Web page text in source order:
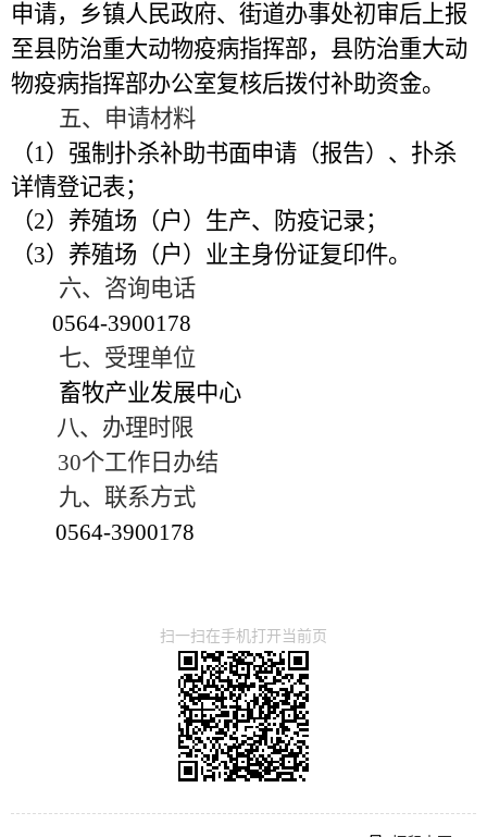
申请，乡镇人民政府、街道办事处初审后上报
至县防治重大动物疫病指挥部，县防治重大动
物疫病指挥部办公室复核后拨付补助资金。
五、申请材料
（1）强制扑杀补助书面申请（报告）、扑杀
详情登记表；
（2）养殖场（户）生产、防疫记录；
（3）养殖场（户）业主身份证复印件。
六、咨询电话
0564-3900178
七、受理单位
畜牧产业发展中心
八、办理时限
30个工作日办结
九、联系方式
0564-3900178
扫一扫在手机打开当前页